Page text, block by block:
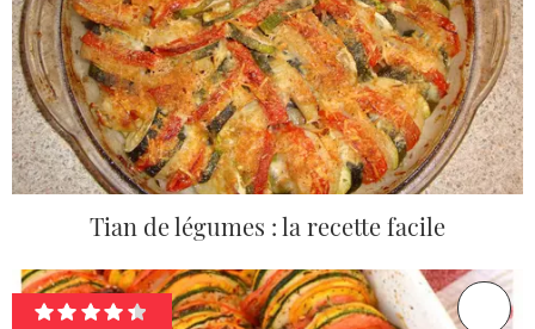
Tian de légumes : la recette facile